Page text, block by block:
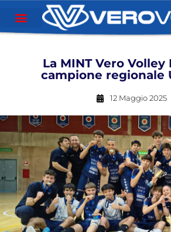
La MINT Vero Volley
campione regionale
12 Maggio 2025